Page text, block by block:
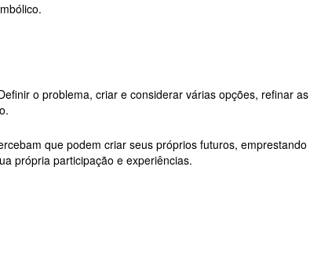
o problema, criar e considerar várias opções, refinar as
que podem criar seus próprios futuros, emprestando
própria participação e experiências.